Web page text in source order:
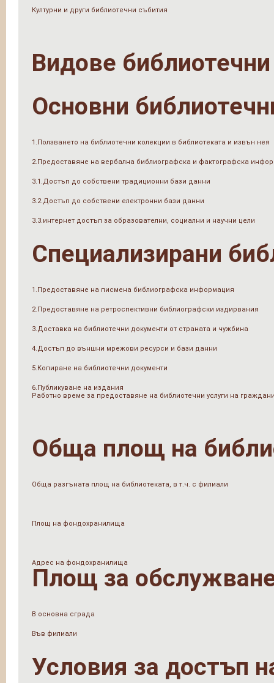
Културни и други библиотечни събития
Видове библиотечни
Основни
1.Ползването на библиотечни колекции в библиотеката и извън нея
2.Предоставяне на вербална библиографска и фактографска
3.1.Достъп до собствени традиционни бази данни
3.2.Достъп до собствени електронни бази данни
3.3.интернет достъп за образователни, социални и научни цели
Специализирани
1.Предоставяне на писмена библиографска информация
2.Предоставяне на ретроспективни библиографски издирвания
3.Доставка на библиотечни документи от страната и чужбина
4.Достъп до външни мрежови ресурси и бази данни
5.Копиране на библиотечни документи
6.Публикуване на издания
Работно време за предоставяне на библиотечни услуги на
Обща площ на
Обща разгъната площ на библиотеката, в т.ч. с филиали
Площ на фондохранилища
Адрес на фондохранилища
Площ за
В основна сграда
Във филиали
Условия за достъп